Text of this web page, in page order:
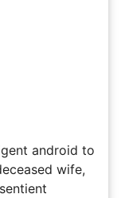
android to
wife,